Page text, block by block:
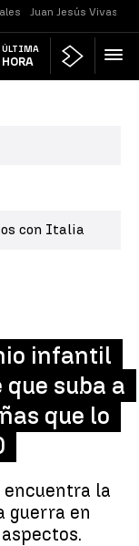
Juan Jesús Vivas
ÚLTIMA
HORA
con Italia
infantil
suba a
que lo
encuentra la
guerra en